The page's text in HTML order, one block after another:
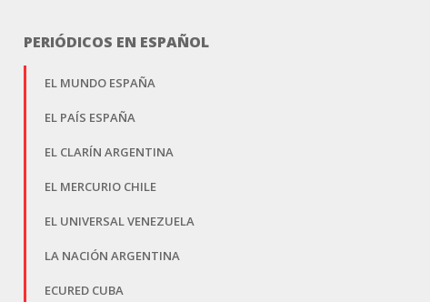
PERIÓDICOS EN ESPAÑOL
EL MUNDO ESPAÑA
EL PAÍS ESPAÑA
EL CLARÍN ARGENTINA
EL MERCURIO CHILE
EL UNIVERSAL VENEZUELA
LA NACIÓN ARGENTINA
ECURED CUBA